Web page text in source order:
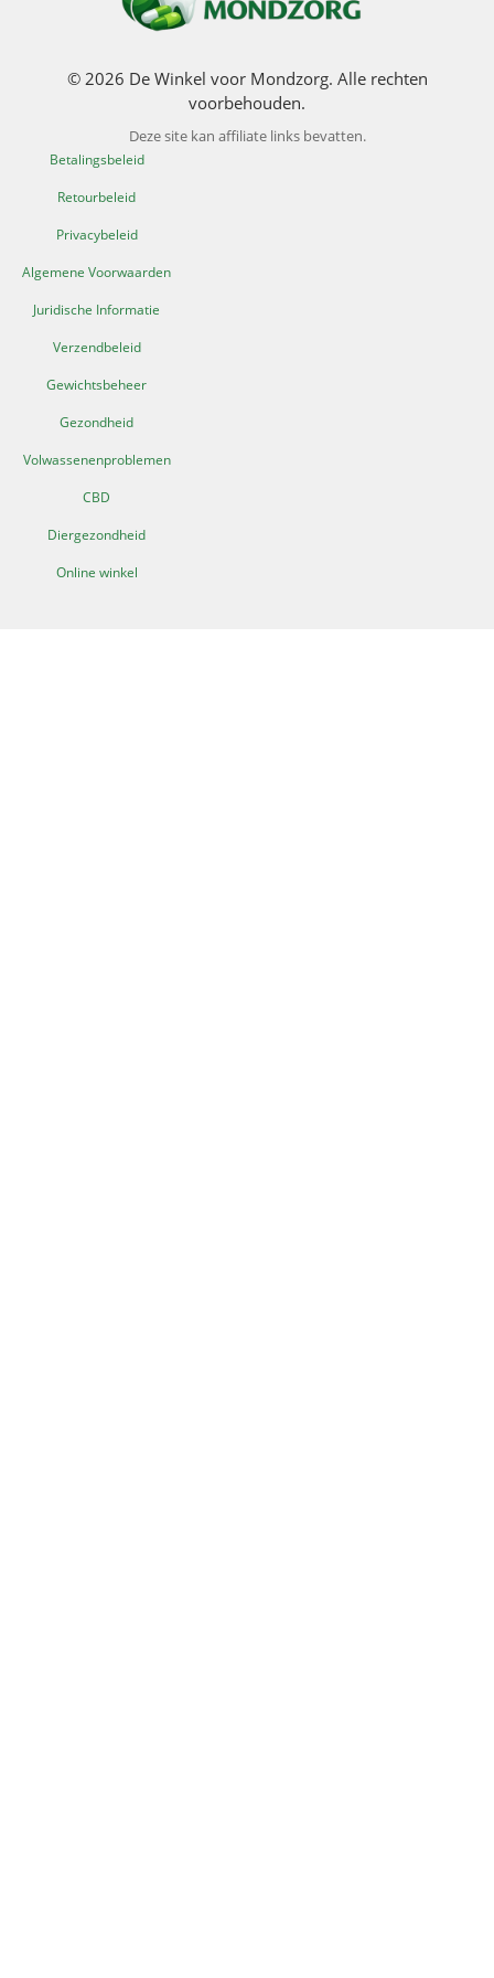
© 2026 De Winkel voor Mondzorg. Alle rechten
voorbehouden.
Deze site kan affiliate links bevatten.
Betalingsbeleid
Retourbeleid
Privacybeleid
Algemene Voorwaarden
Juridische Informatie
Verzendbeleid
Gewichtsbeheer
Gezondheid
Volwassenenproblemen
CBD
Diergezondheid
Online winkel